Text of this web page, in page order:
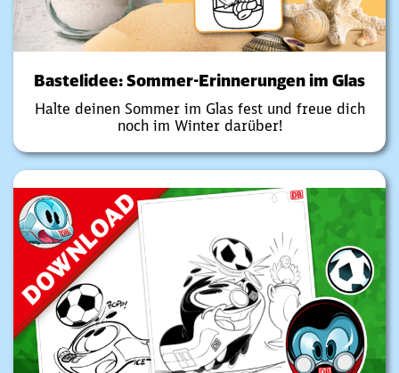
Bastelidee: Sommer-Erinnerungen im Glas
Halte deinen Sommer im Glas fest und freue dich
noch im Winter darüber!